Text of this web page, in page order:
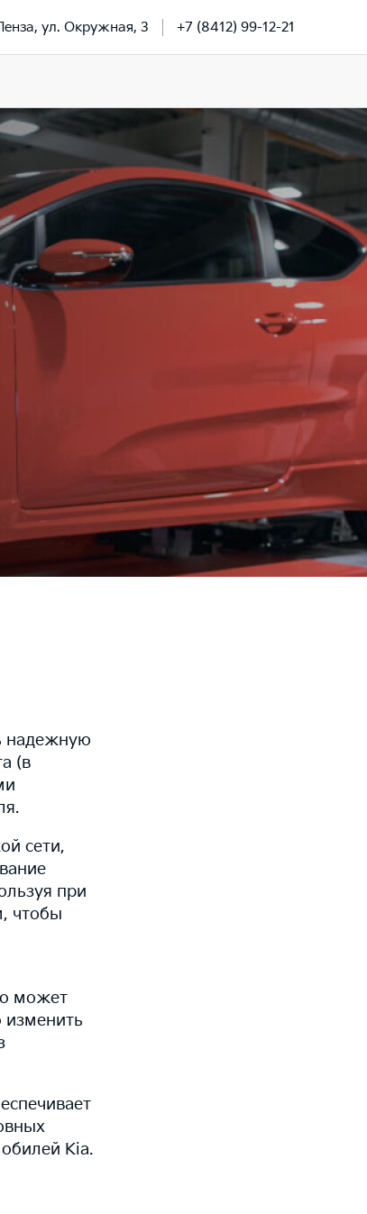
ул. Окружная, 3 +7 (8412) 99-12-21
надежную
(в
сети,
при
чтобы
может
изменить
Kia.